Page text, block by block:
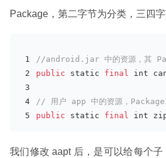
Package，第二字节为分类，三四
//android.jar 中的资源，其
public static final int
// 用户 app 中的资源，
public static final int
我们修改 aapt 后，是可以给每个子